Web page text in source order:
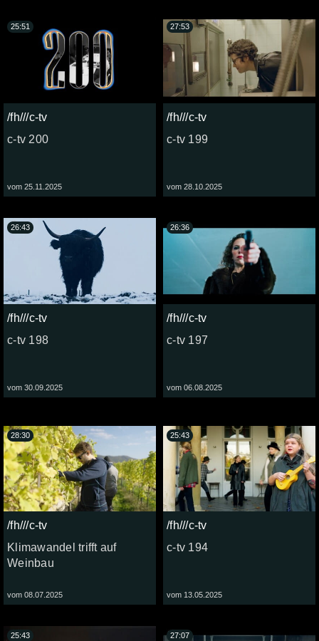
/fh///c-tv
c-tv 200
vom 25.11.2025
25:51
/fh///c-tv
c-tv 199
vom 28.10.2025
27:53
/fh///c-tv
c-tv 198
vom 30.09.2025
26:43
/fh///c-tv
c-tv 197
vom 06.08.2025
26:36
/fh///c-tv
Klimawandel trifft auf
Weinbau
vom 08.07.2025
28:30
/fh///c-tv
c-tv 194
vom 13.05.2025
25:43
25:43 27:07